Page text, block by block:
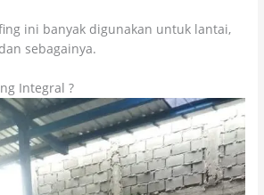
ini banyak digunakan untuk lantai,
sebagainya.
Integral ?